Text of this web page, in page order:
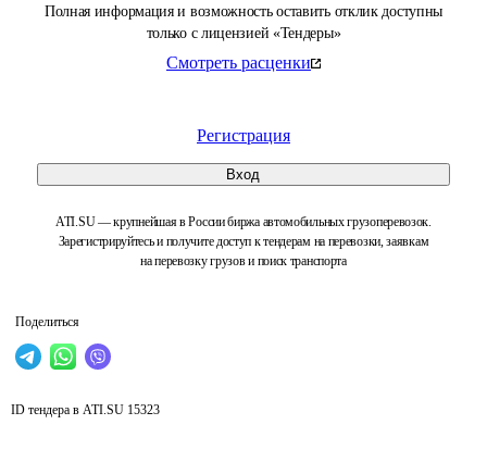
Полная информация и возможность оставить отклик доступны
только с лицензией «Тендеры»
Смотреть расценки
Регистрация
Вход
ATI.SU — крупнейшая в России биржа автомобильных грузоперевозок.
Зарегистрируйтесь и получите доступ к тендерам на перевозки, заявкам
на перевозку грузов и поиск транспорта
Поделиться
ID тендера в ATI.SU 15323